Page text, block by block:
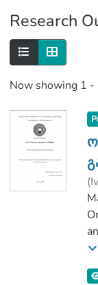
Research
Now showing 1 -
(